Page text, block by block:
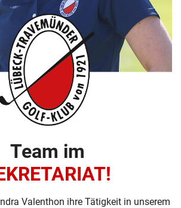
Team im
Valenthon ihre Tätigkeit in unserem